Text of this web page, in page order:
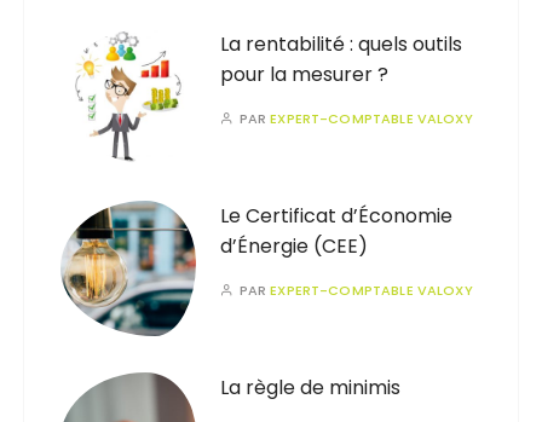
La rentabilité : quels outils
pour la mesurer ?
PAREXPERT-COMPTABLE VALOXY
Le Certificat d’Économie
d’Énergie (CEE)
PAREXPERT-COMPTABLE VALOXY
La règle de minimis